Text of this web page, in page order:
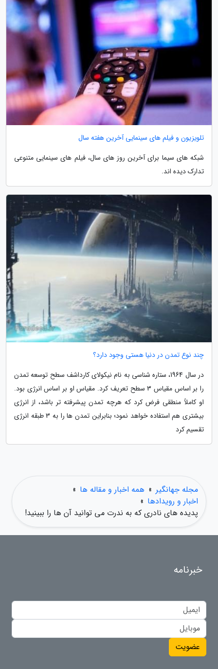
تلویزیون و فیلم های سینمایی آخرین هفته سال
شبکه های سیما برای آخرین روز های سال، فیلم های سینمایی متنوعی
تدارک دیده اند.
چند نوع تمدن در دنیا هستی وجود دارد؟
در سال 1964، ستاره شناسی به نام نیکولای کارداشف سطح توسعه تمدن
را بر اساس مقیاس 3 سطح تعریف کرد. مقیاس او بر اساس انرژی بود.
او کاملاً منطقی فرض کرد که هرچه تمدن پیشرفته تر باشد، از انرژی
بیشتری هم استفاده خواهد نمود؛ بنابراین تمدن ها را به 3 طبقه انرژی
تقسیم کرد
مجله جهانگیر » همه اخبار و مقاله ها »
اخبار و رویدادها »
پدیده های نادری که به ندرت می توانید آن ها را ببینید!
خبرنامه
عضویت